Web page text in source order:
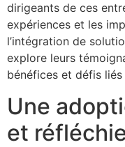
dirigeants de ces
expériences et les
l’intégration de
explore leurs
bénéfices et défis
Une
et